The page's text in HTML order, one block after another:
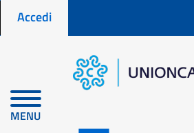
Menu profilo utente
Accedi
MENU
Home
La nuova app "impresa italia": la tua